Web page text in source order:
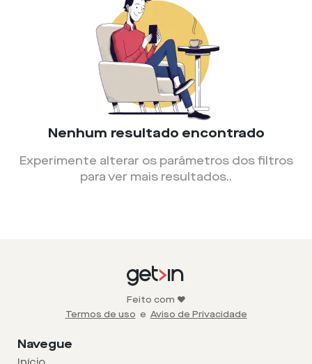
Nenhum resultado encontrado
Experimente alterar os parâmetros dos filtros
para ver mais resultados..
Feito com ❤️
Termos de uso e Aviso de Privacidade
Navegue